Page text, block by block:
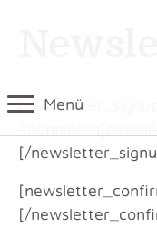
Menü
[/
[/